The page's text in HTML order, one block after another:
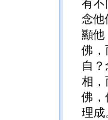
有不
念他
顯他
佛，
自
相，
佛，
理成